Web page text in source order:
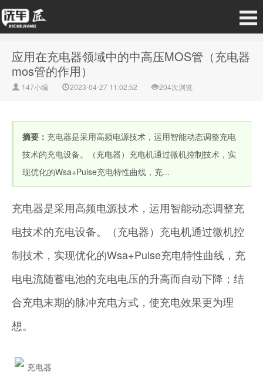
应用在充电器领域中的中高压MOS管（充电器
mos管的作用）
147小编 2023-04-27 11:02:52 204次浏览
摘要： 充电器是采用高频电源技术，运用智能动态调整充电
技术的充电设备。（充电器）充电机通过微机控制技术，实
现优化的Wsa+Pulse充电特性曲线，充...
充电器是采用高频电源技术，运用智能动态调整充
电技术的充电设备。（充电器）充电机通过微机控
制技术，实现优化的Wsa+Pulse充电特性曲线，充
电电流随蓄电池的充电电压的升高而自动下降；结
合充电末期的脉冲充电方式，使充电效果更为理
想。
充电器